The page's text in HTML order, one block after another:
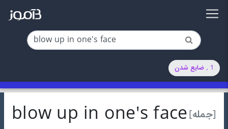
1 . ضایع شدن
[جمله] blow up in one's face